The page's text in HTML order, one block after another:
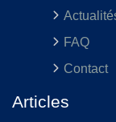
FAQ
Contact
Articles